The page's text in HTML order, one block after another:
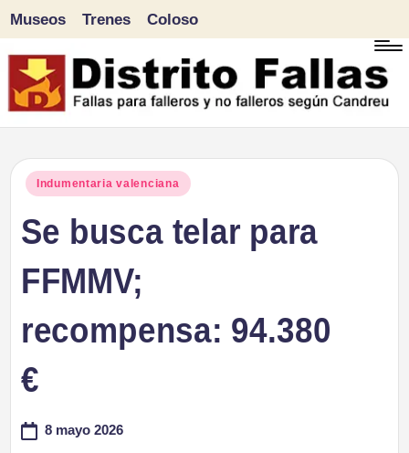
Saltar
al
Museos Trenes Coloso
Publicado
Indumentaria valenciana
Se busca telar para
FFMMV;
recompensa: 94.380
€
8 mayo 2026